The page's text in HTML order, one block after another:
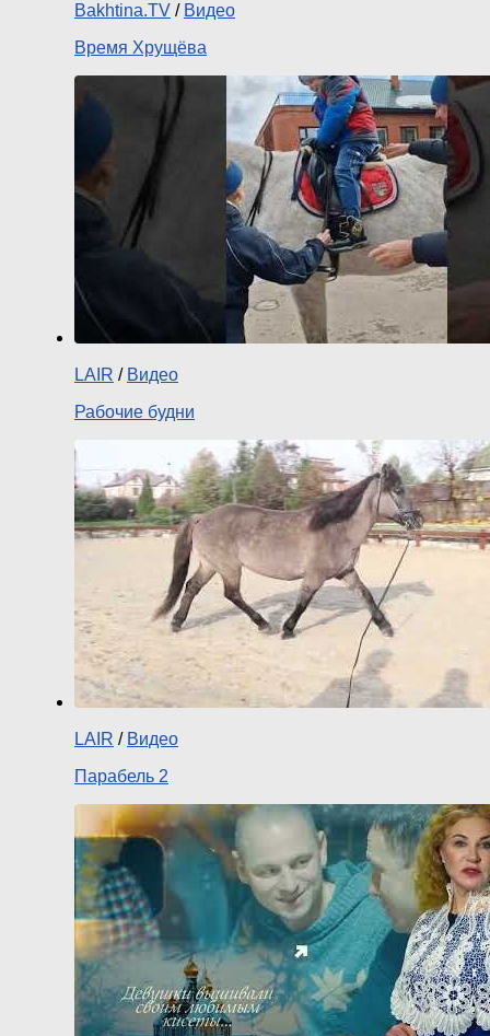
Bakhtina.TV / Видео
Время Хрущёва
LAIR / Видео
Рабочие будни
LAIR / Видео
Парабель 2